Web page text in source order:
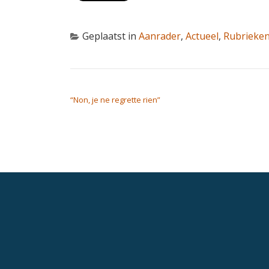
Geplaatst in Aanrader, Actueel, Rubrieken
“Non, je ne regrette rien”